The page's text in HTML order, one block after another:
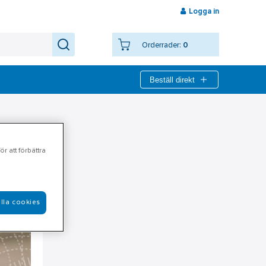
Logga in
Orderrader: 0
Beställ direkt
att förbättra
cookies